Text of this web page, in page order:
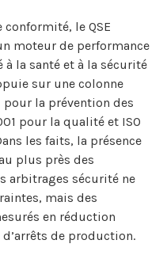
le QSE
moteur de performance
la santé et à la sécurité
sur une colonne
pour la prévention des
pour la qualité et ISO
les faits, la présence
plus près des
arbitrages sécurité ne
mais des
en réduction
de production.